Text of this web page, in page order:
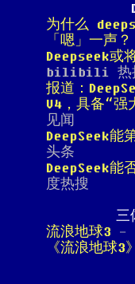
为什么
「嗯」一声？
Deepseek或
bilibili 热
报道：
V4，具备“强
见闻
DeepSeek能
头条
DeepSeek能
度热搜
三
流浪地球3 -
《流浪地球3